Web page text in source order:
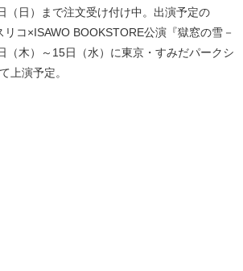
（日）まで注文受け付け中。出演予定の
コ×ISAWO BOOKSTORE公演『獄窓の雪－
（木）～15日（水）に東京・すみだパークシ
上演予定。